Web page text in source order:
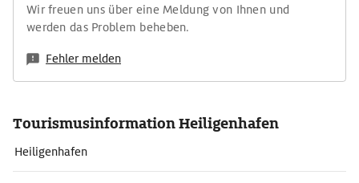
Wir freuen uns über eine Meldung von Ihnen und
werden das Problem beheben.
Fehler melden
Tourismusinformation Heiligenhafen
Heiligenhafen